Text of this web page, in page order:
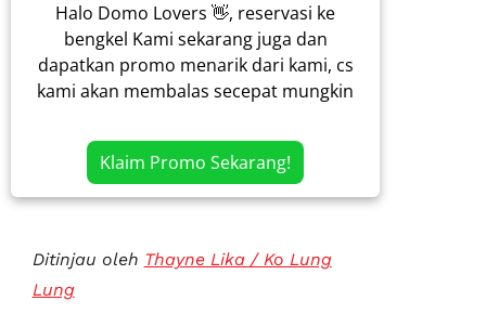
Halo Domo Lovers 👋, reservasi ke
bengkel Kami sekarang juga dan
dapatkan promo menarik dari kami, cs
kami akan membalas secepat mungkin
Klaim Promo Sekarang!
Ditinjau oleh Thayne Lika / Ko Lung
Lung